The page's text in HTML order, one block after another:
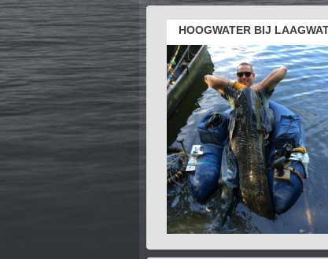
HOOGWATER BIJ